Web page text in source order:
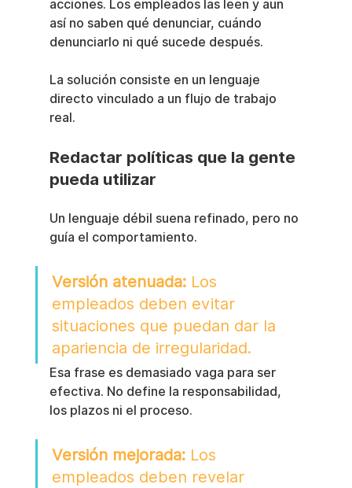
acciones. Los empleados las leen y aun
así no saben qué denunciar, cuándo
denunciarlo ni qué sucede después.
La solución consiste en un lenguaje
directo vinculado a un flujo de trabajo
real.
Redactar políticas que la gente
pueda utilizar
Un lenguaje débil suena refinado, pero no
guía el comportamiento.
Versión atenuada: Los
empleados deben evitar
situaciones que puedan dar la
apariencia de irregularidad.
Esa frase es demasiado vaga para ser
efectiva. No define la responsabilidad,
los plazos ni el proceso.
Versión mejorada: Los
empleados deben revelar